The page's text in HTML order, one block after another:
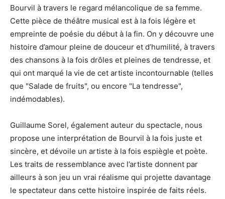
Bourvil à travers le regard mélancolique de sa femme.
Cette pièce de théâtre musical est à la fois légère et
empreinte de poésie du début à la fin. On y découvre une
histoire d’amour pleine de douceur et d’humilité, à travers
des chansons à la fois drôles et pleines de tendresse, et
qui ont marqué la vie de cet artiste incontournable (telles
que "Salade de fruits", ou encore "La tendresse",
indémodables).
Guillaume Sorel, également auteur du spectacle, nous
propose une interprétation de Bourvil à la fois juste et
sincère, et dévoile un artiste à la fois espiègle et poète.
Les traits de ressemblance avec l’artiste donnent par
ailleurs à son jeu un vrai réalisme qui projette davantage
le spectateur dans cette histoire inspirée de faits réels.